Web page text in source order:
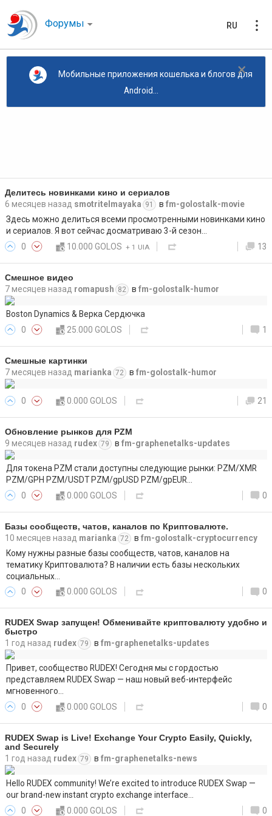
Форумы RU
×
Мобильные приложения кошелька и блогов для
Android...
Делитесь новинками кино и сериалов
6 месяцев назад smotritelmayaka 91 в fm-golostalk-movie
Здесь можно делиться всеми просмотренными новинками кино
и сериалов. Я вот сейчас досматриваю 3-й сезон…
0
10.000 GOLOS +1 UIA 13
Смешное видео
7 месяцев назад romapush 82 в fm-golostalk-humor
Boston Dynamics & Верка Сердючка
0
25.000 GOLOS 1
Смешные картинки
7 месяцев назад marianka 72 в fm-golostalk-humor
0 0.000 GOLOS 21
Обновление рынков для PZM
9 месяцев назад rudex 79 в fm-graphenetalks-updates
Для токена PZM стали доступны следующие рынки: PZM/XMR
PZM/GPH PZM/USDT PZM/gpUSD PZM/gpEUR…
0
0.000 GOLOS 0
Базы сообществ, чатов, каналов по Криптовалюте.
10 месяцев назад marianka 72 в fm-golostalk-cryptocurrency
Кому нужны разные базы сообществ, чатов, каналов на
тематику Криптовалюта? В наличии есть базы нескольких
социальных…
0
0.000 GOLOS 0
RUDEX Swap запущен! Обменивайте криптовалюту удобно и
быстро
1 год назад rudex 79 в fm-graphenetalks-updates
Привет, сообщество RUDEX! Сегодня мы с гордостью
представляем RUDEX Swap — наш новый веб-интерфейс
мгновенного…
0
0.000 GOLOS 0
RUDEX Swap is Live! Exchange Your Crypto Easily, Quickly,
and Securely
1 год назад rudex 79 в fm-graphenetalks-news
Hello RUDEX community! We’re excited to introduce RUDEX Swap —
our brand-new instant crypto exchange interface…
0
0.000 GOLOS 0